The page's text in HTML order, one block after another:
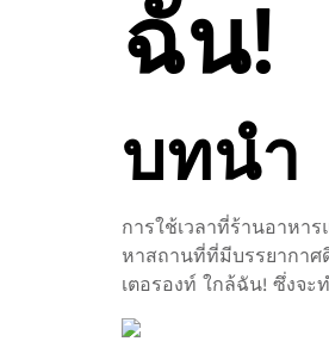
ฉัน!
บทนำ
การใช้เวลาที่ร้านอาหา
หาสถานที่ที่มีบรรยากาศ
เตอรองท์ ใกล้ฉัน! ซึ่งจ